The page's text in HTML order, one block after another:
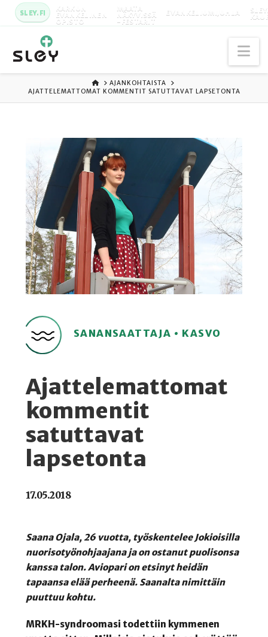
SLEY.FI KARKUN
EVANKELINEN
OPISTO
MAATA
NÄKYVISSÄ
-FESTARIT
EVANKELIUMIJUHLA
ETUSIVU
AJANKOHTAISTA
AJATTELEMATTOMAT KOMMENTIT SATUTTAVAT LAPSETONTA
SANANSAATTAJA • KASVO
Ajattelemattomat
kommentit
satuttavat
lapsetonta
17.05.2018
Saana Ojala, 26 vuotta, työskentelee Jokioisilla
nuorisotyönohjaajana ja on ostanut puolisonsa
kanssa talon. Aviopari on etsinyt heidän
tapaansa elää perheenä. Saanalta nimittäin
puuttuu kohtu.
MRKH-syndroomasi todettiin kymmenen